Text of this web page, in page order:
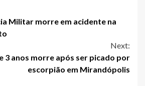
Militar morre em acidente na
Next:
3 anos morre após ser picado por
escorpião em Mirandópolis